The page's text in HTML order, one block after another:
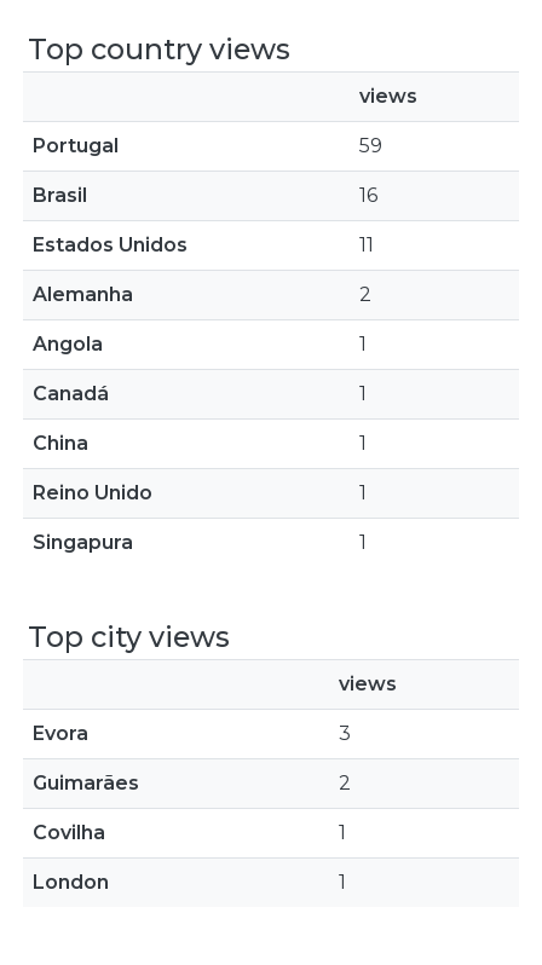
Top country views
views
Portugal 59
Brasil 16
Estados Unidos 11
Alemanha 2
Angola 1
Canadá 1
China 1
Reino Unido 1
Singapura 1
Top city views
views
Evora 3
Guimarães 2
Covilha 1
London 1